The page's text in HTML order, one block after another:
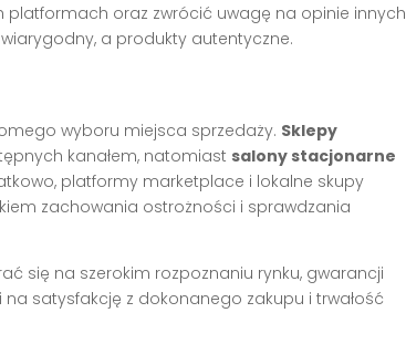
platformach oraz zwrócić uwagę na opinie innych
a produkty autentyczne.
wyboru miejsca sprzedaży. Sklepy
kanałem, natomiast salony stacjonarne
platformy marketplace i lokalne skupy
zachowania ostrożności i sprawdzania
się na szerokim rozpoznaniu rynku, gwarancji
satysfakcję z dokonanego zakupu i trwałość